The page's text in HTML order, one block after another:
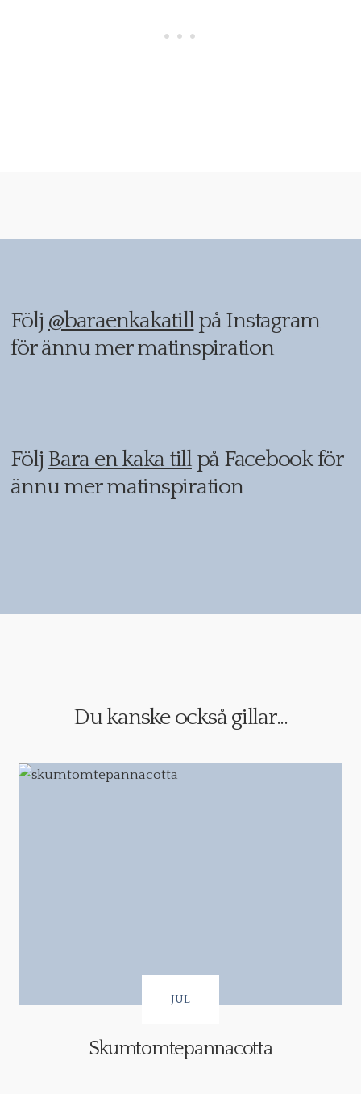
Följ @baraenkakatillpå Instagram
för ännu mer matinspiration
Följ Bara en kaka tillpå Facebook för
ännu mer matinspiration
Du kanske också gillar...
JUL
Skumtomtepannacotta